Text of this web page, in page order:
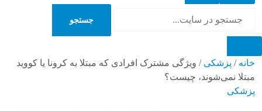
جستجو
خانه / پزشکی / ویژگی مشترک افرادی که مبتلا به کرونا یا کووید
مبتلا نمی‌شوند، چیست؟
پزشکی